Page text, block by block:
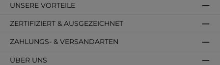
ZAHLUNGS- & VERSANDARTEN
ÜBER UNS
ZERTIFIZIERT & AUSGEZEICHNET
UNSERE VORTEILE